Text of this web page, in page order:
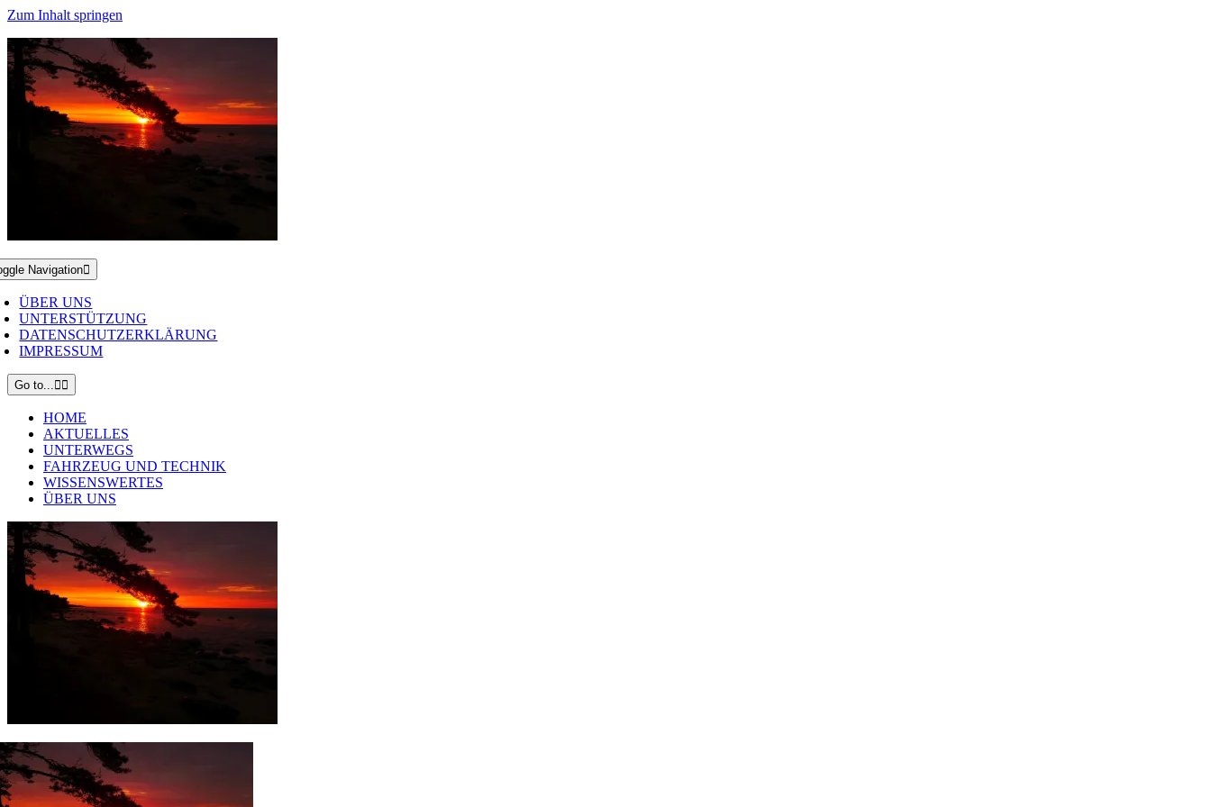
Zum Inhalt springen
Navigation
ÜBER UNS
UNTERSTÜTZUNG
DATENSCHUTZERKLÄRUNG
IMPRESSUM
Go to...
HOME
AKTUELLES
UNTERWEGS
FAHRZEUG UND TECHNIK
WISSENSWERTES
ÜBER UNS